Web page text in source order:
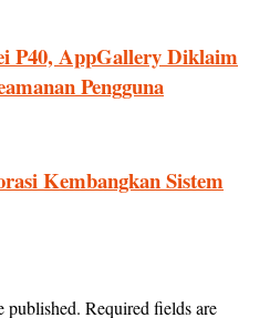
P40, AppGallery Diklaim
Pengguna
Kembangkan Sistem
published. Required fields are